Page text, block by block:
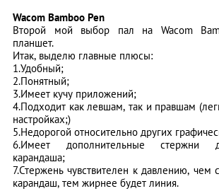
Wacom Bamboo Pen
Второй мой выбор пал на Wacom
планшет.
Итак, выделю главные плюсы:
1.Удобный;
2.Понятный;
3.Имеет кучу приложений;
4.Подходит как левшам, так и правшам
настройках;)
5.Недорогой относительно других
6.Имеет дополнительные стержни
карандаша;
7.Стержень чувствителен к давлению, чем
карандаш, тем жирнее будет линия.